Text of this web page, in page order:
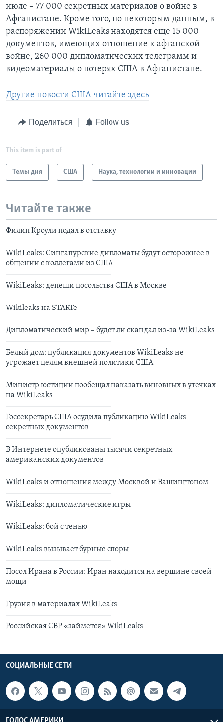
июле – 77 000 секретных материалов о войне в
Афганистане. Кроме того, по некоторым данным, в
распоряжении WikiLeaks находятся еще 15 000
документов, имеющих отношение к афганской
войне, 260 000 дипломатических телеграмм и
видеоматериалы о потерях США в Афганистане.
Другие новости США читайте здесь
Поделиться Follow us
This item is part of
Темы дня США Наука, технологии и инновации
Читайте также
Филип Кроули подал в отставку
WikiLeaks: Сингапурские дипломаты будут осторожнее в
общении с коллегами из США
WikiLeaks: депеши посольства США в Москве
Wikileaks на STARTe
Дипломатический мир – будет ли скандал из-за WikiLeaks
Белый дом: публикация документов WikiLeaks не
угрожает целям внешней политики США
Министр юстиции пообещал наказать виновных в утечках
на WikiLeaks
Госсекретарь США осудила публикацию WikiLeaks
секретных документов
В Интернете опубликованы тысячи секретных
американских документов
WikiLeaks и отношения между Москвой и Вашингтоном
WikiLeaks: дипломатические игры
WikiLeaks: бой с тенью
WikiLeaks вызывает бурные споры
Посол Ирана в России: Иран находится на вершине своей
мощи
Грузия в материалах WikiLeaks
Российская СВР «займется» WikiLeaks
СОЦИАЛЬНЫЕ СЕТИ
ГОЛОС АМЕРИКИ